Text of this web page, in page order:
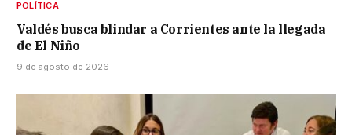
POLÍTICA
Valdés busca blindar a Corrientes ante la llegada
de El Niño
9 de agosto de 2026